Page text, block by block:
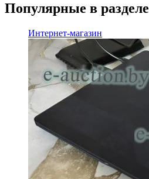
Популярные в разделе
Интернет-магазин